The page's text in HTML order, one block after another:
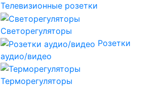
Телевизионные розетки
Светорегуляторы
Розетки
аудио/видео
Терморегуляторы